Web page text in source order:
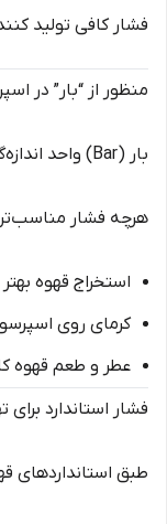
فشار کافی تولید
منظور از “بار” در
بار (Bar) واحد اندازه‌گیری
هرچه فشار
استخراج قهوه
کرمای روی
عطر و طعم قهوه
فشار استاندارد
طبق